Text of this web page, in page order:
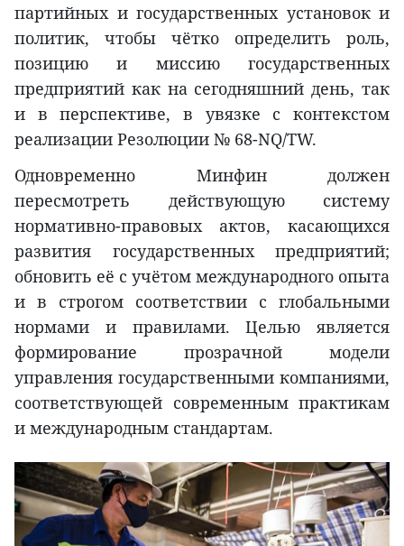
партийных и государственных установок и
политик, чтобы чётко определить роль,
позицию и миссию государственных
предприятий как на сегодняшний день, так
и в перспективе, в увязке с контекстом
реализации Резолюции № 68-NQ/TW.
Одновременно Минфин должен
пересмотреть действующую систему
нормативно-правовых актов, касающихся
развития государственных предприятий;
обновить её с учётом международного опыта
и в строгом соответствии с глобальными
нормами и правилами. Целью является
формирование прозрачной модели
управления государственными компаниями,
соответствующей современным практикам
и международным стандартам.